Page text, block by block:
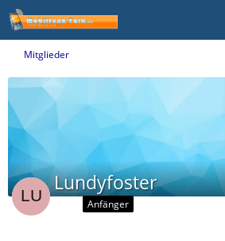
Mitglieder
Lundyfoster
Anfänger